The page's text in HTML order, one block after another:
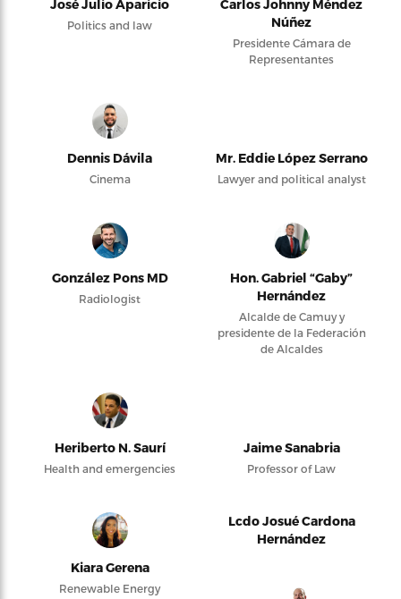
José Julio Aparicio
Politics and law
Carlos Johnny Méndez
Núñez
Presidente Cámara de
Representantes
Dennis Dávila
Cinema
Mr. Eddie López Serrano
Lawyer and political analyst
González Pons MD
Radiologist
Hon. Gabriel “Gaby”
Hernández
Alcalde de Camuy y
presidente de la Federación
de Alcaldes
Heriberto N. Saurí
Health and emergencies
Jaime Sanabria
Professor of Law
Kiara Gerena
Renewable Energy
Lcdo Josué Cardona
Hernández